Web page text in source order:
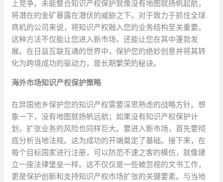
上竞争。未能整合知识产权保护就像没有地图就扬帆起航，
将潜在的金矿暴露在潜伏的威胁之下。对于致力于抓住全球
商机的公司来说，将知识产权融入您的业务结构至关重要。
这种方法不仅能让您进入新市场，还能让您在其中蓬勃发
展。在日益互联互通的世界中，保护您的绝妙创意并将其转
化为跨境成功的驱动力，是长期繁荣的秘诀。
海外市场知识产权保护策略
在异国他乡保护您的知识产权需要深思熟虑的战略方针。想
象一下，没有地图就扬帆远航；如果没有知识产权保护计
划，扩张业务的风险也同样巨大。要进入新市场，首先要彻
底分析当地法规。这为成功的开端奠定了基础。接下来，在
每个目标国家进行注册，可以防范不速之客的模仿，就像建
立一座法律堡垒一样。这不仅仅是一些被忽视的文书工作，
更是保护创新和支持知识产权市场扩张的关键要素。与当地